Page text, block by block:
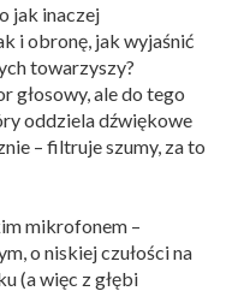
jak inaczej
i obronę, jak wyjaśnić
towarzyszy?
głosowy, ale do tego
oddziela dźwiękowe
– filtruje szumy, za to
mikrofonem –
o niskiej czułości na
(a więc z głębi